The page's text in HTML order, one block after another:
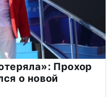
Прохор
о новой